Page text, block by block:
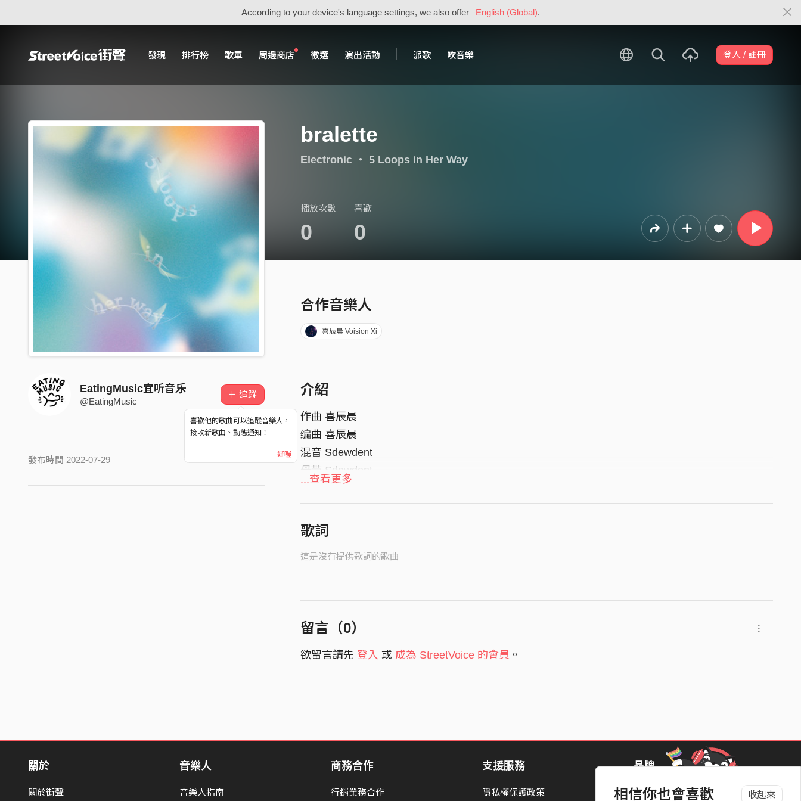
According to your device's language settings, we also offer English (Global).
發現 排行榜 歌單 周邊商店 徵選 演出活動 派歌 吹音樂 登入 / 註冊
相信你也會喜歡 收起來
bralette
Electronic・ 5 Loops in Her Way
播放次數
0
喜歡
0
EatingMusic宜听音乐
@EatingMusic
＋ 追蹤
喜歡他的歌曲可以追蹤音樂人，
接收新歌曲、動態通知！
好喔
發布時間 2022-07-29
合作音樂人
喜辰晨 Voision Xi
介紹
作曲 喜辰晨
编曲 喜辰晨
混音 Sdewdent
母带 Sdewdent
封面设计 Athena Chan
监制 Cookie Zhang
...查看更多
歌詞
這是沒有提供歌詞的歌曲
留言（0）
欲留言請先 登入 或 成為 StreetVoice 的會員 。
關於
關於街聲
音樂人
音樂人指南
商務合作
行銷業務合作
支援服務
隱私權保護政策
品牌
StreetVoice Awards 街聲音樂獎